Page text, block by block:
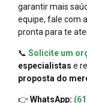
garantir mais
equipe, fale com a
pronta para te
📞 Solicite um
especialistas e
proposta do
👉WhatsApp: